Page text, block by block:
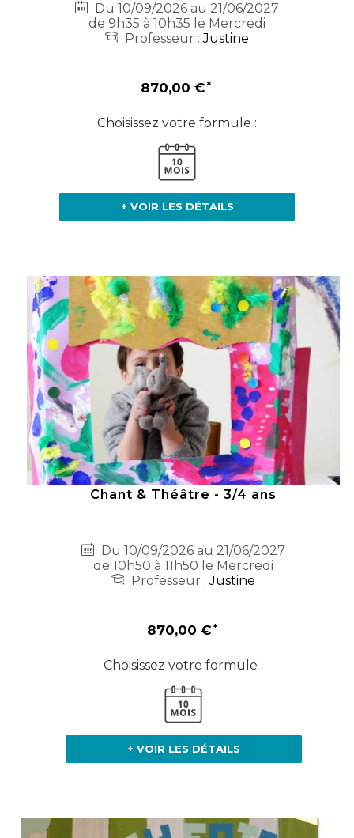
Du 10/09/2026 au 21/06/2027
de 9h35 à 10h35 le Mercredi
Professeur :Justine
870,00 €
Choisissez votre formule :
+ VOIR LES DÉTAILS
Chant & Théâtre - 3/4 ans
Du 10/09/2026 au 21/06/2027
de 10h50 à 11h50 le Mercredi
Professeur :Justine
870,00 €
Choisissez votre formule :
+ VOIR LES DÉTAILS